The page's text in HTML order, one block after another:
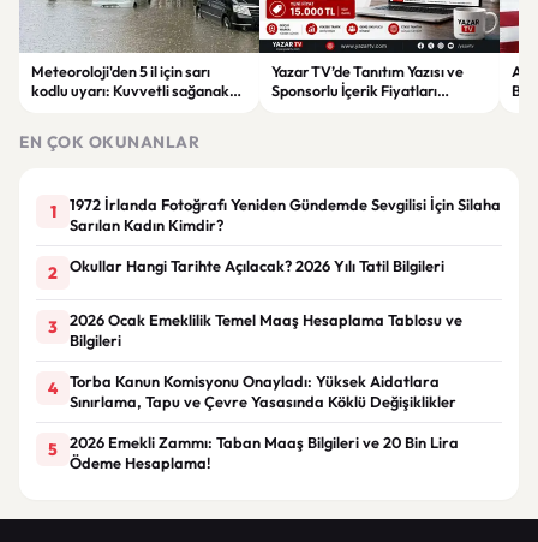
Meteoroloji'den 5 il için sarı
kodlu uyarı: Kuvvetli sağanak
Yazar TV’de Tanıtım Yazısı ve
Sponsorlu İçerik Fiyatları
EN ÇOK OKUNANLAR
1
1972 İrlanda Fotoğrafı Yeniden Gündemde Sevgilisi İçin Silaha
Sarılan Kadın Kimdir?
2 Okullar Hangi Tarihte Açılacak? 2026 Yılı Tatil Bilgileri
3
2026 Ocak Emeklilik Temel Maaş Hesaplama Tablosu ve
Bilgileri
4
Torba Kanun Komisyonu Onayladı: Yüksek Aidatlara
Sınırlama, Tapu ve Çevre Yasasında Köklü Değişiklikler
5
2026 Emekli Zammı: Taban Maaş Bilgileri ve 20 Bin Lira
Ödeme Hesaplama!